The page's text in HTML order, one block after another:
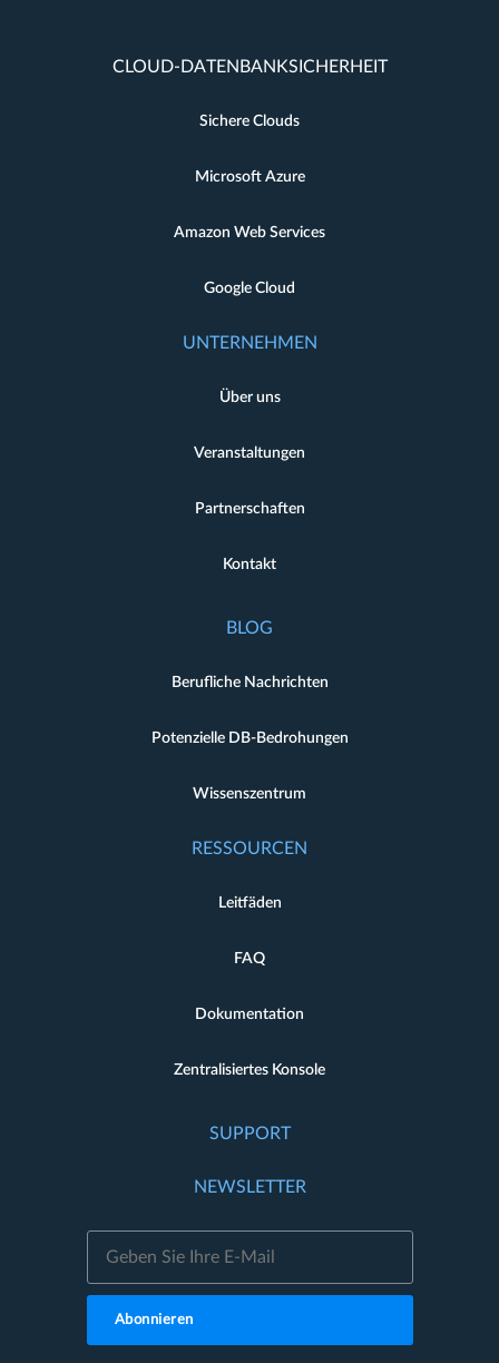
CLOUD-DATENBANKSICHERHEIT
Sichere Clouds
Microsoft Azure
Amazon Web Services
Google Cloud
UNTERNEHMEN
Über uns
Veranstaltungen
Partnerschaften
Kontakt
BLOG
Berufliche Nachrichten
Potenzielle DB-Bedrohungen
Wissenszentrum
RESSOURCEN
Leitfäden
FAQ
Dokumentation
Zentralisiertes Konsole
SUPPORT
NEWSLETTER
Abonnieren